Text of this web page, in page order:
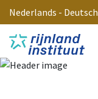
Nederlands - Deutsch